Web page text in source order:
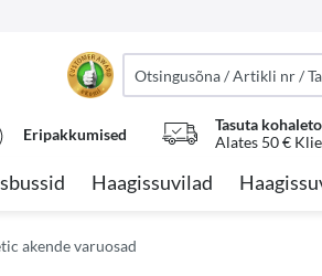
Eripakkumised
Tasuta
Alates 50 €
Haagissuvilad
akende varuosad